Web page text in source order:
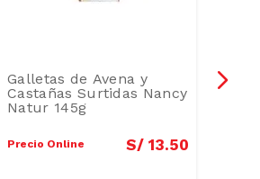
Galletas de Avena y
Castañas Surtidas Nancy
Natur 145g
Precio Online S/ 13.50